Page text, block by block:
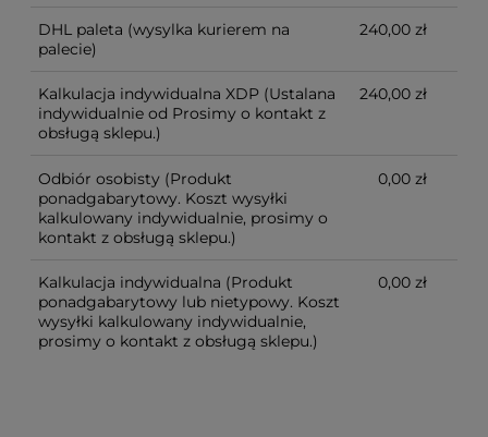
DHL paleta (wysylka kurierem na
palecie)
240,00 zł
Kalkulacja indywidualna XDP (Ustalana
indywidualnie od Prosimy o kontakt z
obsługą sklepu.)
240,00 zł
Odbiór osobisty (Produkt
ponadgabarytowy. Koszt wysyłki
kalkulowany indywidualnie, prosimy o
kontakt z obsługą sklepu.)
0,00 zł
Kalkulacja indywidualna (Produkt
ponadgabarytowy lub nietypowy. Koszt
wysyłki kalkulowany indywidualnie,
prosimy o kontakt z obsługą sklepu.)
0,00 zł